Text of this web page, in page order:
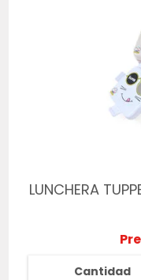
LUNCHERA
Cantidad